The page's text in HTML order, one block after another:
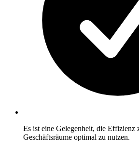
Es ist eine Gelegenheit, die Effizienz
Geschäftsräume optimal zu nutzen.